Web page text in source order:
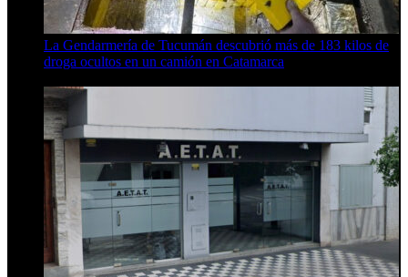
La Gendarmería de Tucumán descubrió más de 183 kilos de
droga ocultos en un camión en Catamarca